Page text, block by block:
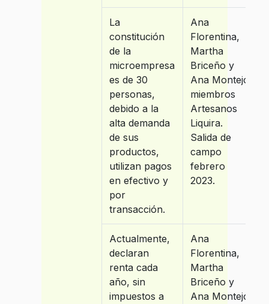
La
constitución
de la
microempresa
es de 30
personas,
debido a la
alta demanda
de sus
productos,
utilizan pagos
en efectivo y
por
transacción.
Ana
Florentina,
Martha
Briceño y
Ana Montejo
miembros
Artesanos
Liquira.
Salida de
campo
febrero
2023.
Actualmente,
declaran
renta cada
año, sin
impuestos a
Ana
Florentina,
Martha
Briceño y
Ana Montejo